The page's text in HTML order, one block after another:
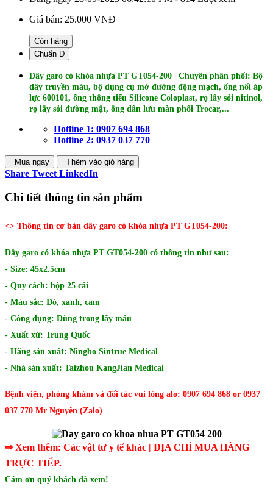
Giá bán: 25.000 VNĐ
Còn hàng
Chuẩn D
Dây garo có khóa nhựa PT GT054-200 | Chuyên phân phối: Bộ
dây truyền máu, bộ dụng cụ mở đường động mạch​, ống nối áp
lực 600101, ống thông tiểu Silicone Coloplast, rọ lấy sỏi nitinol,
rọ lấy sỏi đường mật, ống dẫn lưu màn phổi Trocar,...|
Hotline 1: 0907 694 868
Hotline 2: 0937 037 770
Mua ngay Thêm vào giỏ hàng
Share Tweet LinkedIn
Chi tiết thông tin sản phẩm
<> Thông tin cơ bản dây garo có khóa nhựa PT GT054-200:
Dây garo có khóa nhựa PT GT054-200 có thông tin như sau:
- Size: 45x2.5cm
- Quy cách: hộp 25 cái
- Màu sắc: Đỏ, xanh, cam
​- Công dụng: Dùng trong lấy máu
- Xuất xứ: Trung Quốc
- Hãng sản xuất: Ningbo Sintrue Medical
- Nhà sản xuất: Taizhou KangJian Medical
Bệnh viện, phòng khám và đối tác vui lòng alo: 0907 694 868 or 0937
037 770 Mr Nguyên (Zalo)
⇒ Xem thêm: Các vật tư y tế khác | ĐỊA CHỈ MUA HÀNG
TRỰC TIẾP.
Cám ơn quý khách đã xem!